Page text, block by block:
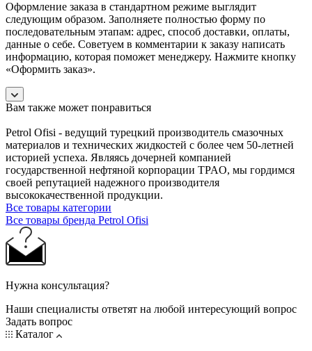
Оформление заказа в стандартном режиме выглядит
следующим образом. Заполняете полностью форму по
последовательным этапам: адрес, способ доставки, оплаты,
данные о себе. Советуем в комментарии к заказу написать
информацию, которая поможет менеджеру. Нажмите кнопку
«Оформить заказ».
Вам также может понравиться
Petrol Ofisi - ведущий турецкий производитель смазочных
материалов и технических жидкостей с более чем 50-летней
историей успеха. Являясь дочерней компанией
государственной нефтяной корпорации TPAO, мы гордимся
своей репутацией надежного производителя
высококачественной продукции.
Все товары категории
Все товары бренда Petrol Ofisi
Нужна консультация?
Наши специалисты ответят на любой интересующий вопрос
Задать вопрос
Каталог